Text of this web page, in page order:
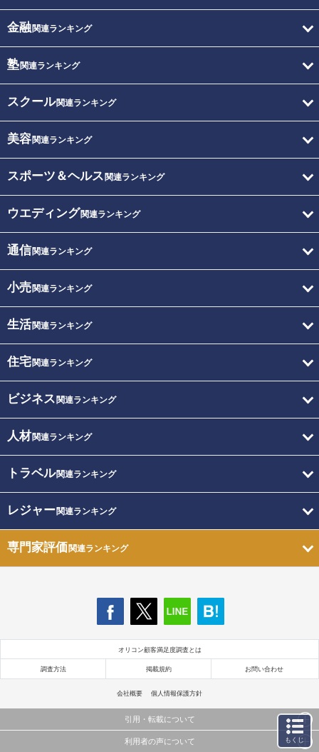
金融関連ランキング
塾関連ランキング
スクール関連ランキング
美容関連ランキング
スポーツ＆ヘルス 関連ランキング
ウエディング関連ランキング
通信関連ランキング
小売関連ランキング
生活関連ランキング
住宅関連ランキング
ビジネス 関連ランキング
人材関連ランキング
トラベル関連ランキング
レジャー関連ランキング
専門家評価関連ランキング
オリコン顧客満足度調査とは
調査方法 掲載規約 お問い合わせ
会社概要 個人情報保護方針
引用・転載について
当サイトで公開されている情報（文字、写真、イラスト、画像データ等）及びこれらの配置・
利用者の声について もくじ